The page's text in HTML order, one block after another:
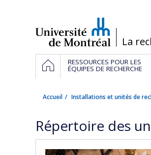
/La
Navigation
principale
ACCUEILRESSOURCES POUR LES
ÉQUIPES DE RECHERCHE
Accueil Installations et unités de
Répertoire des